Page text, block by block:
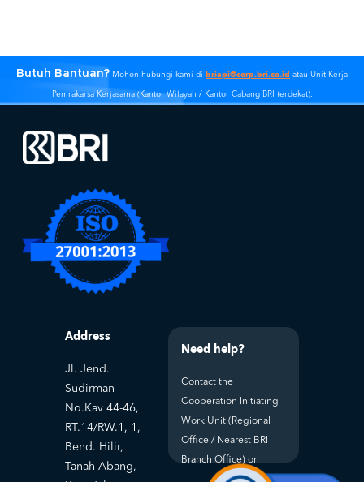
Butuh Bantuan? Mohon hubungi kami di briapi@corp.bri.co.id atau Unit Kerja
Pemrakarsa Kerjasama (Kantor Wilayah / Kantor Cabang BRI terdekat).
Address
Jl. Jend.
Sudirman
No.Kav 44-46,
RT.14/RW.1, 1,
Bend. Hilir,
Tanah Abang,
Need help?
Contact the
Cooperation Initiating
Work Unit (Regional
Office / Nearest BRI
Branch Office) or